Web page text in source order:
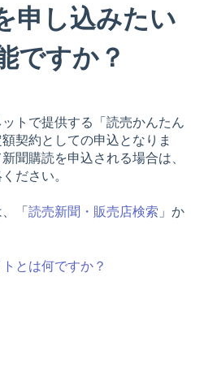
申し込みたい
ですか？
トで提供する「読売かんたん
契約としての申込となりま
聞購読を申込される場合は、
ださい。
「 読売新聞・販売店検索 」か
とは何ですか？